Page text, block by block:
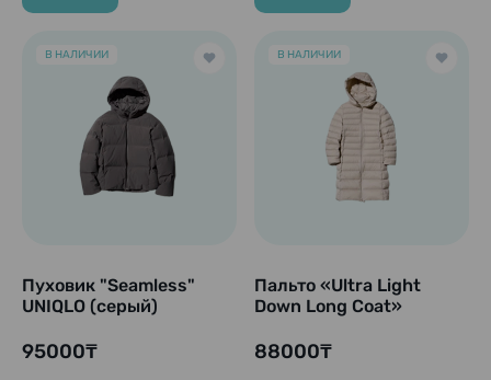
В НАЛИЧИИ
Пуховик "Seamless"
UNIQLO (серый)
95000₸
В НАЛИЧИИ
Пальто «Ultra Light
Down Long Coat»
88000₸